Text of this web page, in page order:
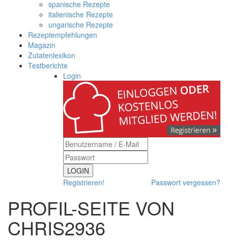
spanische Rezepte
italienische Rezepte
ungarische Rezepte
Rezeptempfehlungen
Magazin
Zutatenlexikon
Testberichte
Login
LOGIN
Registrieren!
Passwort vergessen?
PROFIL-SEITE VON
CHRIS2936